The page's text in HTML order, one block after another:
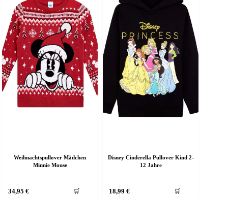
Optionen
können
der
Produktseite
gewählt
werden
Weihnachtspullover Mädchen
Minnie Mouse
34,95 € 🛒
Disney Cinderella Pullover Kind 2-
12 Jahre
18,99 € 🛒
Produkt